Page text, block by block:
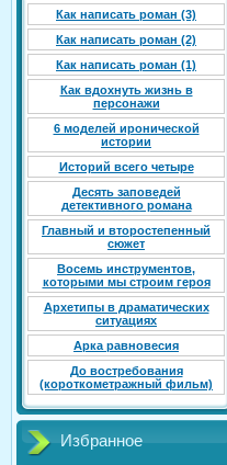
Как написать роман (3)
Как написать роман (2)
Как написать роман (1)
Как вдохнуть жизнь в
персонажи
6 моделей иронической
истории
Историй всего четыре
Десять заповедей
детективного романа
Главный и второстепенный
сюжет
Восемь инструментов,
которыми мы строим героя
Архетипы в драматических
ситуациях
Арка равновесия
До востребования
(короткометражный фильм)
Избранное